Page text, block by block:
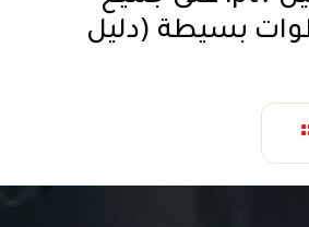
بسيطة (دليل